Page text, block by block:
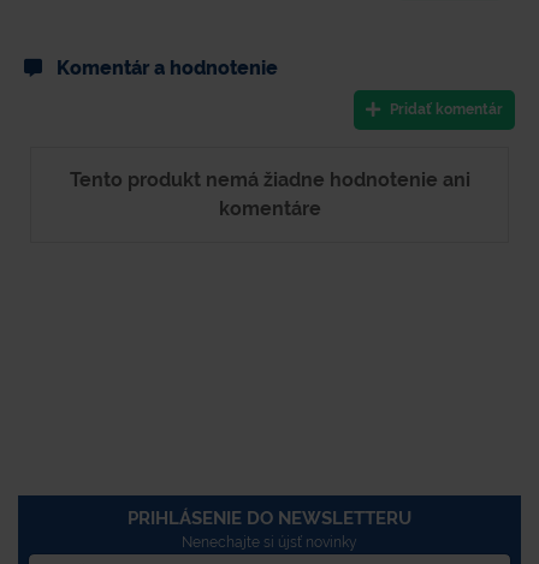
Komentár a hodnotenie
Pridať komentár
Tento produkt nemá žiadne hodnotenie ani
komentáre
PRIHLÁSENIE DO NEWSLETTERU
Nenechajte si újsť novinky